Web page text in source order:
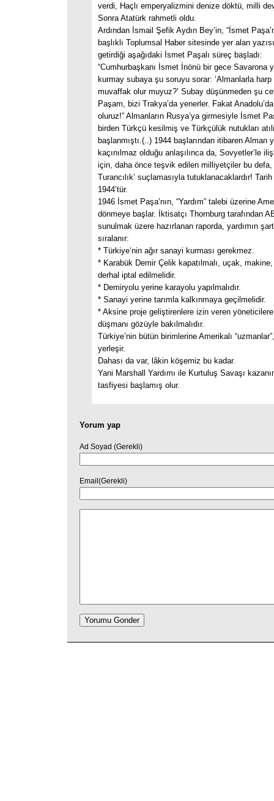
verdi, Haçlı emperyalizmini denize döktü, milli
Sonra Atatürk rahmetli oldu.
Ardından İsmail Şefik Aydın Bey’in, “İsmet
başlıklı Toplumsal Haber sitesinde yer alan
getirdiği aşağıdaki İsmet Paşalı süreç başladı:
“Cumhurbaşkanı İsmet İnönü bir gece Savarona
kurmay subaya şu soruyu sorar: ‘Almanlarla
muvaffak olur muyuz?’ Subay düşünmeden şu
Paşam, bizi Trakya’da yenerler. Fakat
oluruz!” Almanların Rusya’ya girmesiyle İsmet
birden Türkçü kesilmiş ve Türkçülük nutukları
başlanmıştı.(..) 1944 başlarından itibaren Alman
kaçınılmaz olduğu anlaşılınca da, Sovyetler’le
için, daha önce teşvik edilen milliyetçiler bu defa,
Turancılık’ suçlamasıyla tutuklanacaklardır!
1944’tür.
1946 İsmet Paşa’nın, “Yardım” talebi üzerine
dönmeye başlar. İktisatçı Thornburg tarafından
sunulmak üzere hazırlanan raporda, yardımın
sıralanır:
* Türkiye’nin ağır sanayi kurması gerekmez.
* Karabük Demir Çelik kapatılmalı, uçak,
derhal iptal edilmelidir.
* Demiryolu yerine karayolu yapılmalıdır.
* Sanayi yerine tarımla kalkınmaya geçilmelidir.
* Aksine proje geliştirenlere izin veren
düşmanı gözüyle bakılmalıdır.
Türkiye’nin bütün birimlerine Amerikalı
yerleşir.
Dahası da var, lâkin köşemiz bu kadar.
Yani Marshall Yardımı ile Kurtuluş Savaşı
tasfiyesi başlamış olur.
Yorum yap
Ad Soyad (Gerekli)
Email(Gerekli)